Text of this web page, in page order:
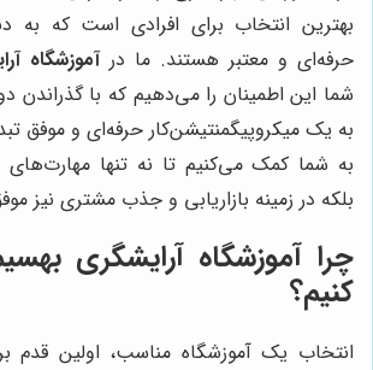
بهترین انتخاب برای افرادی است که به
حرفه‌ای و معتبر هستند. ما درآموزشگاه
شما این اطمینان را می‌دهیم که با گذراندن
به یک میکروپیگمنتیشن‌کار حرفه‌ای و موفق
به شما کمک می‌کنیم تا نه تنها مهارت‌های
بلکه در زمینه بازاریابی و جذب مشتری نیز
چرا آموزشگاه آرایشگری
کنیم؟
انتخاب یک آموزشگاه مناسب، اولین قدم